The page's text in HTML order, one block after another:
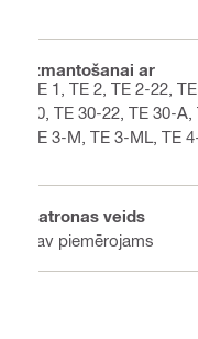
Izmantošanai ar
TE 1, TE 2, TE 2-22,
30, TE 30-22, TE 30-
TE 3-M, TE 3-ML, TE
Patronas veids
nav piemērojams